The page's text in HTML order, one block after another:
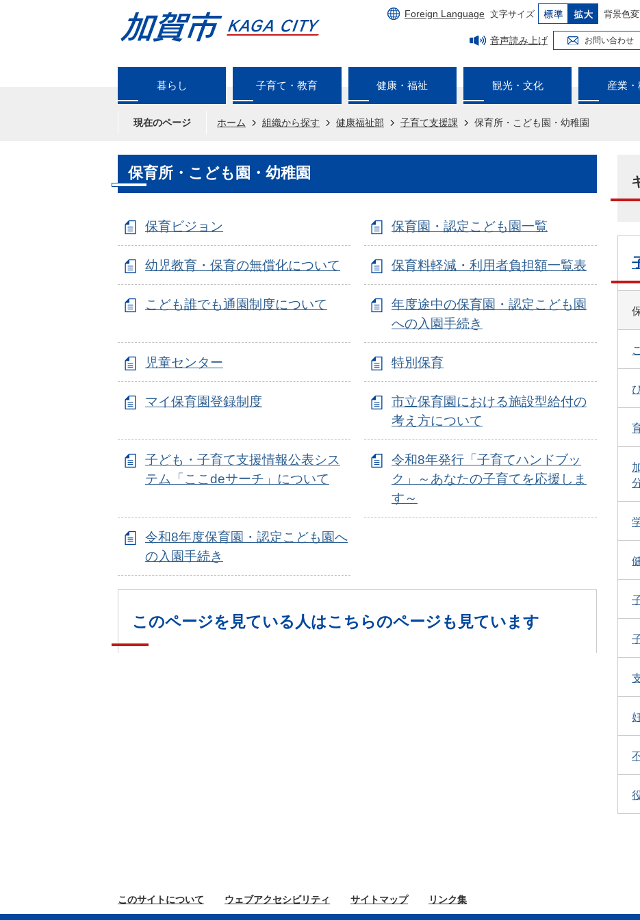
Foreign Language 文字サイズ 背景色
音声読み上げ お問い合わせ
暮らし 子育て・教育 健康・福祉 観光・文化 産業・
現在のページ ホーム 組織から探す 健康福祉部 子育て支援課 保育所・こども園・幼稚園
保育所・こども園・幼稚園
保育ビジョン 保育園・認定こども園一覧
幼児教育・保育の無償化について 保育料軽減・利用者負担額一覧表
こども誰でも通園制度について
年度途中の保育園・認定こども園
への入園手続き
児童センター 特別保育
マイ保育園登録制度
市立保育園における施設型給付の
考え方について
子ども・子育て支援情報公表シス
テム「ここdeサーチ」について
令和8年発行「子育てハンドブッ
ク」～あなたの子育てを応援しま
す～
令和8年度保育園・認定こども園へ
の入園手続き
このページを見ている人はこちらのページも見ています
このサイトについて ウェブアクセシビリティ サイトマップ リンク集